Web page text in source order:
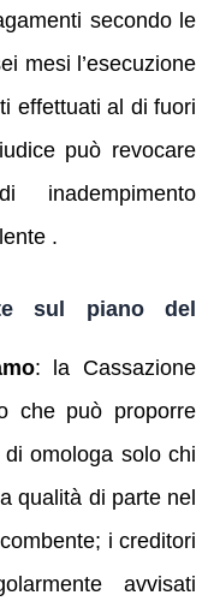
secondo le
mesi l’esecuzione
effettuati al di fuori
può revocare
inadempimento
.
sul piano del
: la Cassazione
che può proporre
omologa solo chi
qualità di parte nel
i creditori
avvisati